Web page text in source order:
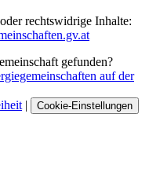
rechtswidrige Inhalte:
gefunden?
auf der
| Cookie-Einstellungen